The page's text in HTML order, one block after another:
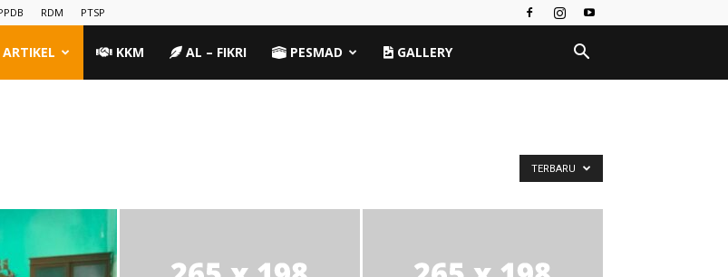
RDM PTSP
KKM AL – FIKRI PESMAD GALLERY
TERBARU